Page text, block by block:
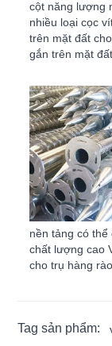
cột năng lượng
nhiều loại cọc
trên mặt đất
gắn trên mặt đất
nền tảng có thể
chất lượng cao
cho trụ hàng rào
Tag sản phẩm: